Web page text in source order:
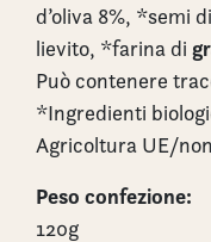
d’oliva 8%, *semi di
lievito, *farina di
Può contenere
*Ingredienti
Agricoltura UE/
Peso confezione:
120g